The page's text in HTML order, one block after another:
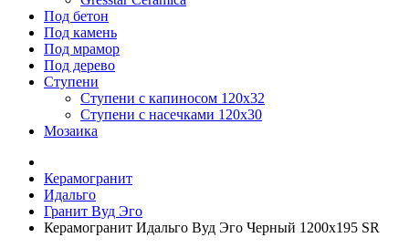
Под бетон
Под камень
Под мрамор
Под дерево
Ступени
Ступени с капиносом 120х32
Ступени с насечками 120х30
Мозаика
Керамогранит
Идальго
Гранит Вуд Эго
Керамогранит Идальго Вуд Эго Черный 1200х195 SR